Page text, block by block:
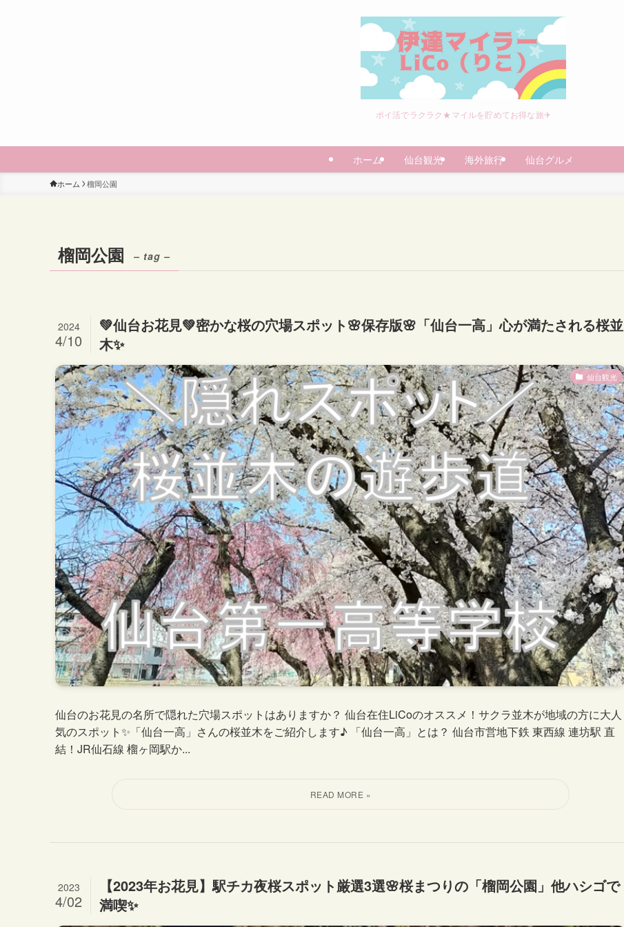
ポイ活でラクラク★マイルを貯めてお得な旅✈
ホーム 仙台観光 海外旅行 仙台グルメ
ホーム 榴岡公園
榴岡公園 – tag –
💚仙台お花見💚密かな桜の穴場スポット🌸保存版🌸「仙台一高」心が満たされる桜並
木✨
2024
4/10
仙台観光
仙台のお花見の名所で隠れた穴場スポットはありますか？ 仙台在住LiCoのオススメ！サクラ並木が地域の方に大人
気のスポット✨「仙台一高」さんの桜並木をご紹介します♪ 「仙台一高」とは？ 仙台市営地下鉄 東西線 連坊駅 直
結！JR仙石線 榴ヶ岡駅か...
【2023年お花見】駅チカ夜桜スポット厳選3選🌸桜まつりの「榴岡公園」他ハシゴで
満喫✨
2023
4/02